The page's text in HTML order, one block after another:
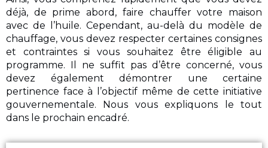
déjà, de prime abord, faire chauffer votre maison
avec de l’huile. Cependant, au-delà du modèle de
chauffage, vous devez respecter certaines consignes
et contraintes si vous souhaitez être éligible au
programme. Il ne suffit pas d’être concerné, vous
devez également démontrer une certaine
pertinence face à l’objectif même de cette initiative
gouvernementale. Nous vous expliquons le tout
dans le prochain encadré.